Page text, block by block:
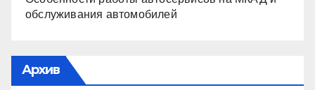
обслуживания автомобилей
Архив